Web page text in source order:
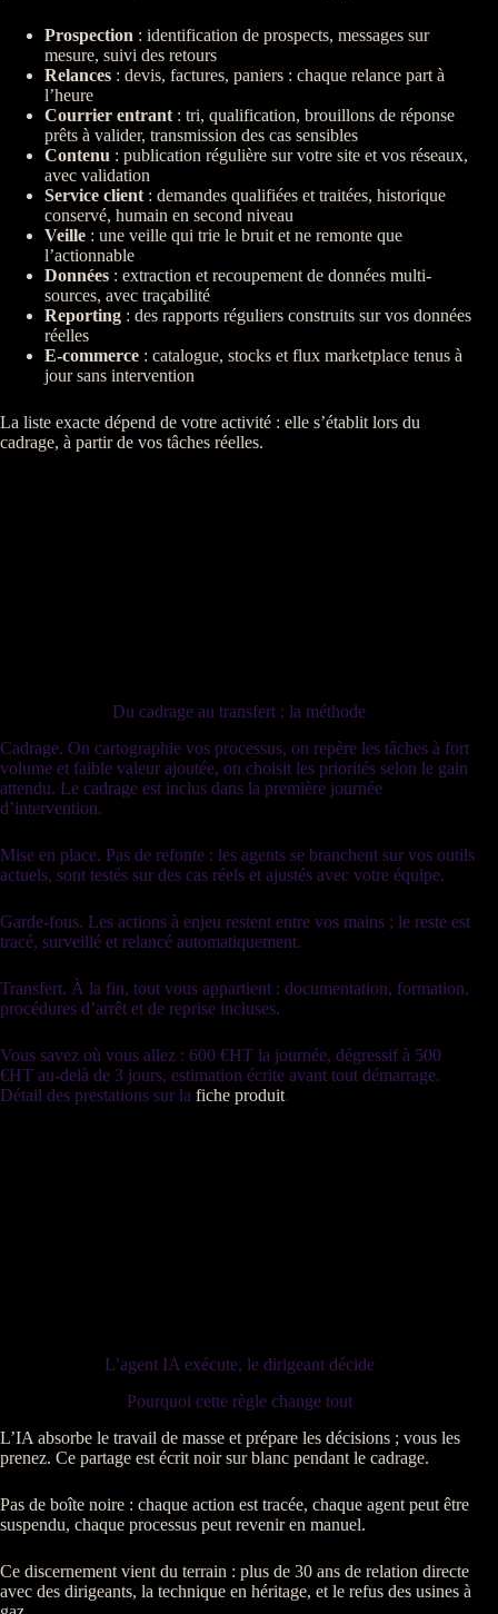
Prospection : identification de prospects, messages sur
mesure, suivi des retours
Relances : devis, factures, paniers : chaque relance part à
l’heure
Courrier entrant : tri, qualification, brouillons de réponse
prêts à valider, transmission des cas sensibles
Contenu : publication régulière sur votre site et vos réseaux,
avec validation
Service client : demandes qualifiées et traitées, historique
conservé, humain en second niveau
Veille : une veille qui trie le bruit et ne remonte que
l’actionnable
Données : extraction et recoupement de données multi-
sources, avec traçabilité
Reporting : des rapports réguliers construits sur vos données
réelles
E-commerce : catalogue, stocks et flux marketplace tenus à
jour sans intervention
La liste exacte dépend de votre activité : elle s’établit lors du
cadrage, à partir de vos tâches réelles.
Du cadrage au transfert : la méthode
Cadrage. On cartographie vos processus, on repère les tâches à fort
volume et faible valeur ajoutée, on choisit les priorités selon le gain
attendu. Le cadrage est inclus dans la première journée
d’intervention.
Mise en place. Pas de refonte : les agents se branchent sur vos outils
actuels, sont testés sur des cas réels et ajustés avec votre équipe.
Garde-fous. Les actions à enjeu restent entre vos mains ; le reste est
tracé, surveillé et relancé automatiquement.
Transfert. À la fin, tout vous appartient : documentation, formation,
procédures d’arrêt et de reprise incluses.
Vous savez où vous allez : 600 €HT la journée, dégressif à 500
€HT au-delà de 3 jours, estimation écrite avant tout démarrage.
Détail des prestations sur la fiche produit.
L’agent IA exécute, le dirigeant décide
Pourquoi cette règle change tout
L’IA absorbe le travail de masse et prépare les décisions ; vous les
prenez. Ce partage est écrit noir sur blanc pendant le cadrage.
Pas de boîte noire : chaque action est tracée, chaque agent peut être
suspendu, chaque processus peut revenir en manuel.
Ce discernement vient du terrain : plus de 30 ans de relation directe
avec des dirigeants, la technique en héritage, et le refus des usines à